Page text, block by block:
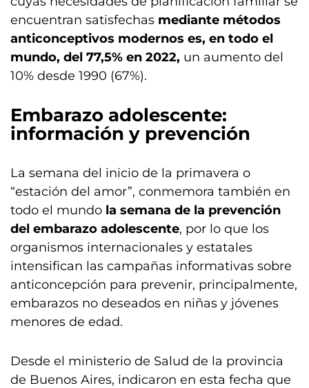
encuentran satisfechas mediante métodos
anticonceptivos modernos es, en todo el
mundo, del 77,5% en 2022, un aumento del
10% desde 1990 (67%).
Embarazo adolescente:
información y prevención
La semana del inicio de la primavera o
“estación del amor”, conmemora también en
todo el mundo la semana de la prevención
del embarazo adolescente, por lo que los
organismos internacionales y estatales
intensifican las campañas informativas sobre
anticoncepción para prevenir, principalmente,
embarazos no deseados en niñas y jóvenes
menores de edad.
Desde el ministerio de Salud de la provincia
de Buenos Aires, indicaron en esta fecha que